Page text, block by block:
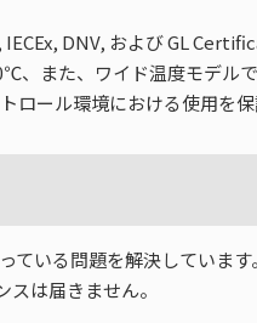
DNV, および GL
、また、ワイド温度モデル
ール環境における使用を保
いる問題を解決していま
は届きません。